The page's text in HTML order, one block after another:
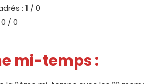
: 1 / 0
/ 0
mi-temps :